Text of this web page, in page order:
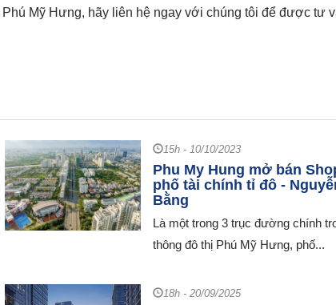
Mỹ Hưng, hãy liên hệ ngay với chúng tôi để được tư
15h - 10/10/2023
Phu My Hung mở bán
phố tài chính tỉ đô -
Bằng
Là một trong 3 trục đường chính
thông đô thị Phú Mỹ Hưng, phố...
18h - 20/09/2025